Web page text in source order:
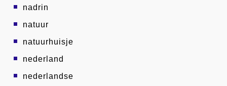
nadrin
natuur
natuurhuisje
nederland
nederlandse